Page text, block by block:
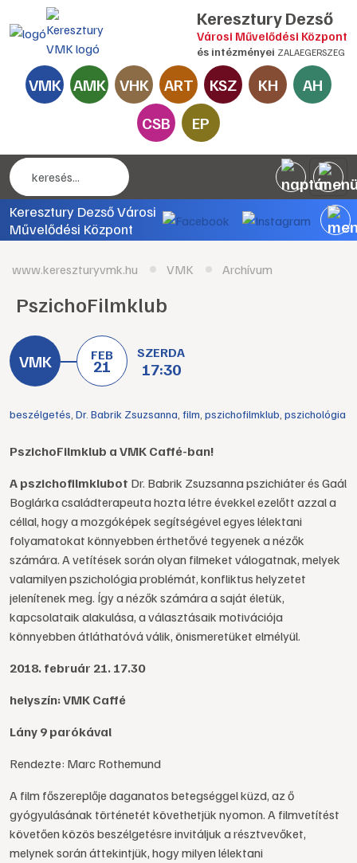
Keresztury Dezső
Városi Művelődési Központ
és intézményei ZALAEGERSZEG
VMK AMK VHK ART KSZ KH
AH
CSB
EP
Keresztury Dezső Városi
Művelődési Központ
www.kereszturyvmk.hu VMK Archívum
PszichoFilmklub
FEB
21
SZERDA
17:30
beszélgetés Dr. Babrik Zsuzsanna film pszichofilmklub pszichológia
PszichoFilmklub a VMK Caffé-ban!
A pszichofilmklubot Dr. Babrik Zsuzsanna pszichiáter és Gaál
Boglárka családterapeuta hozta létre évekkel ezelőtt azzal a
céllal, hogy a mozgóképek segítségével egyes lélektani
folyamatokat könnyebben érthetővé tegyenek a nézők
számára. A vetítések során olyan filmeket válogatnak, melyek
valamilyen pszichológia problémát, konfliktus helyzetet
jelenítenek meg. Így a nézők számára a saját életük,
kapcsolataik alakulása, a választásaik motivációja
könnyebben átláthatóvá válik, önismeretüket elmélyül.
2018. február 21. 17.30
helyszín: VMK Caffé
Lány 9 parókával
Rendezte: Marc Rothemund
A film főszereplője daganatos betegséggel küzd, az ő
gyógyulásának történetét követhetjük nyomon. A filmvetítést
követően közös beszélgetésre invitáljuk a résztvevőket,
melynek során áttekintjük, hogy milyen lélektani